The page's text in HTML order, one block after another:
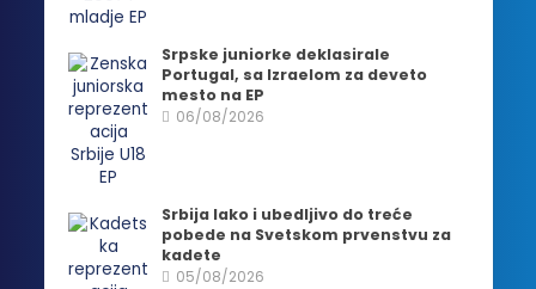
Srpske juniorke deklasirale
Portugal, sa Izraelom za deveto
mesto na EP
06/08/2026
Srbija lako i ubedljivo do treće
pobede na Svetskom prvenstvu za
kadete
05/08/2026